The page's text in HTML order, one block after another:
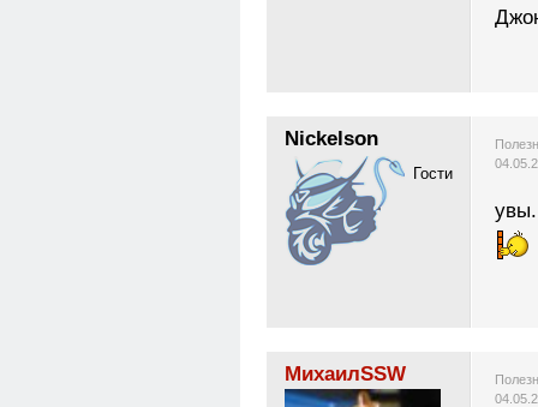
Nickelson
Гости
МихаилSSW